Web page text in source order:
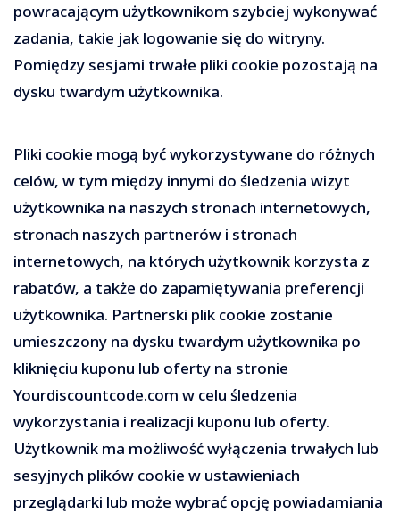
powracającym użytkownikom szybciej wykonywać
zadania, takie jak logowanie się do witryny.
Pomiędzy sesjami trwałe pliki cookie pozostają na
dysku twardym użytkownika.
Pliki cookie mogą być wykorzystywane do różnych
celów, w tym między innymi do śledzenia wizyt
użytkownika na naszych stronach internetowych,
stronach naszych partnerów i stronach
internetowych, na których użytkownik korzysta z
rabatów, a także do zapamiętywania preferencji
użytkownika. Partnerski plik cookie zostanie
umieszczony na dysku twardym użytkownika po
kliknięciu kuponu lub oferty na stronie
Yourdiscountcode.com w celu śledzenia
wykorzystania i realizacji kuponu lub oferty.
Użytkownik ma możliwość wyłączenia trwałych lub
sesyjnych plików cookie w ustawieniach
przeglądarki lub może wybrać opcję powiadamiania